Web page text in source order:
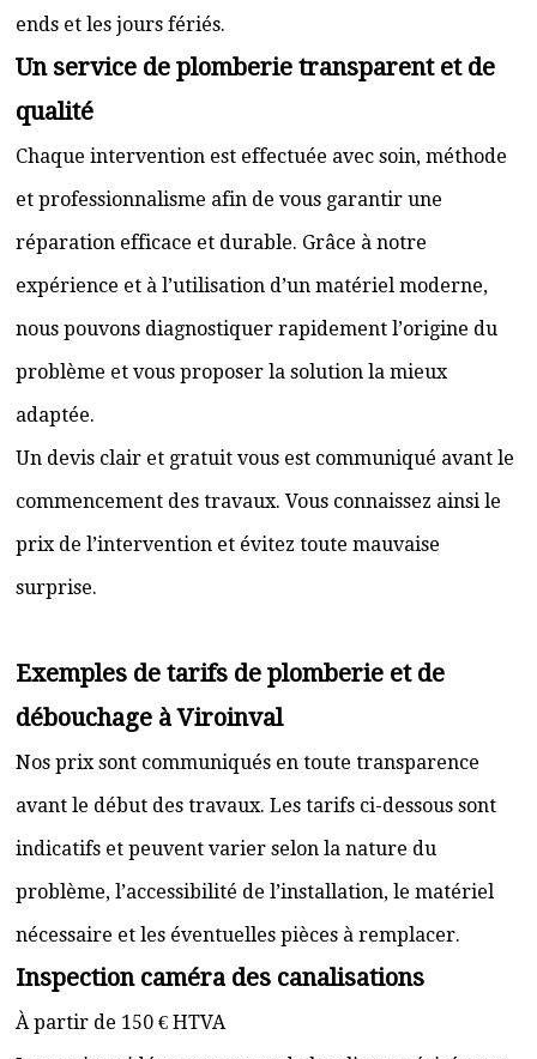
ends et les jours fériés.
Un service de plomberie transparent et de
qualité
Chaque intervention est effectuée avec soin, méthode
et professionnalisme afin de vous garantir une
réparation efficace et durable. Grâce à notre
expérience et à l’utilisation d’un matériel moderne,
nous pouvons diagnostiquer rapidement l’origine du
problème et vous proposer la solution la mieux
adaptée.
Un devis clair et gratuit vous est communiqué avant le
commencement des travaux. Vous connaissez ainsi le
prix de l’intervention et évitez toute mauvaise
surprise.
Exemples de tarifs de plomberie et de
débouchage à Viroinval
Nos prix sont communiqués en toute transparence
avant le début des travaux. Les tarifs ci-dessous sont
indicatifs et peuvent varier selon la nature du
problème, l’accessibilité de l’installation, le matériel
nécessaire et les éventuelles pièces à remplacer.
Inspection caméra des canalisations
À partir de 150 € HTVA